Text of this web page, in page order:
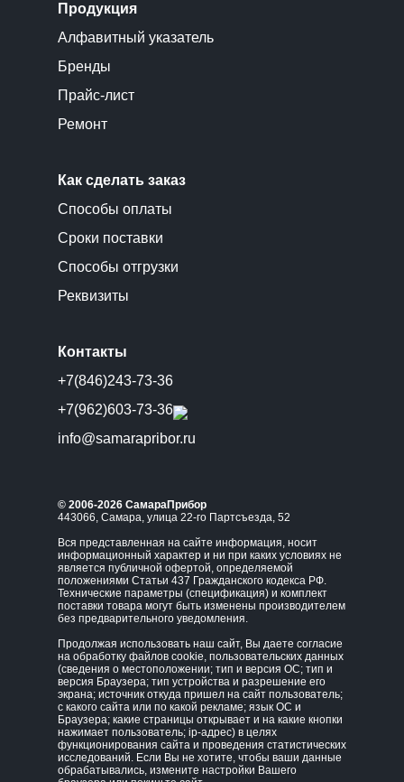
Продукция
Алфавитный указатель
Бренды
Прайс-лист
Ремонт
Как сделать заказ
Способы оплаты
Сроки поставки
Способы отгрузки
Реквизиты
Контакты
+7(846)243-73-36
+7(962)603-73-36
info@samarapribor.ru
© 2006-2026 СамараПрибор
443066, Самара, улица 22-го Партсъезда, 52
Вся представленная на сайте информация, носит
информационный характер и ни при каких условиях не
является публичной офертой, определяемой
положениями Статьи 437 Гражданского кодекса РФ.
Технические параметры (спецификация) и комплект
поставки товара могут быть изменены производителем
без предварительного уведомления.
Продолжая использовать наш сайт, Вы даете согласие
на обработку файлов cookie, пользовательских данных
(сведения о местоположении; тип и версия ОС; тип и
версия Браузера; тип устройства и разрешение его
экрана; источник откуда пришел на сайт пользователь;
с какого сайта или по какой рекламе; язык ОС и
Браузера; какие страницы открывает и на какие кнопки
нажимает пользователь; ip-адрес) в целях
функционирования сайта и проведения статистических
исследований. Если Вы не хотите, чтобы ваши данные
обрабатывались, измените настройки Вашего